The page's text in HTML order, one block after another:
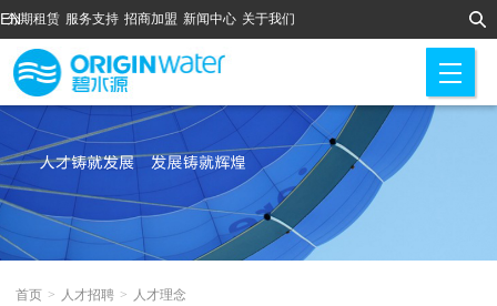
EN
分期租赁 服务支持 招商加盟 新闻中心 关于我们
首页 > 人才招聘 > 人才理念